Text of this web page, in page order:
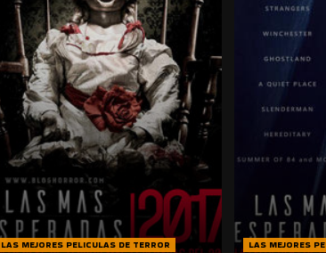
LAS MEJORES PELICULAS DE TERROR
LAS MEJORES